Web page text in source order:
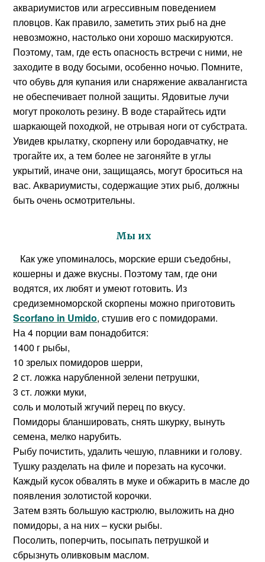
аквариумистов или агрессивным поведением
пловцов. Как правило, заметить этих рыб на дне
невозможно, настолько они хорошо маскируются.
Поэтому, там, где есть опасность встречи с ними, не
заходите в воду босыми, особенно ночью. Помните,
что обувь для купания или снаряжение аквалангиста
не обеспечивает полной защиты. Ядовитые лучи
могут проколоть резину. В воде старайтесь идти
шаркающей походкой, не отрывая ноги от субстрата.
Увидев крылатку, скорпену или бородавчатку, не
трогайте их, а тем более не загоняйте в углы
укрытий, иначе они, защищаясь, могут броситься на
вас. Аквариумисты, содержащие этих рыб, должны
быть очень осмотрительны.
Мы их
Как уже упоминалось, морские ерши съедобны,
кошерны и даже вкусны. Поэтому там, где они
водятся, их любят и умеют готовить. Из
средиземноморской скорпены можно приготовить
Scorfano in Umido, стушив его с помидорами.
На 4 порции вам понадобится:
1400 г рыбы,
10 зрелых помидоров шерри,
2 ст. ложка нарубленной зелени петрушки,
3 ст. ложки муки,
соль и молотый жгучий перец по вкусу.
Помидоры бланшировать, снять шкурку, вынуть
семена, мелко нарубить.
Рыбу почистить, удалить чешую, плавники и голову.
Тушку разделать на филе и порезать на кусочки.
Каждый кусок обвалять в муке и обжарить в масле до
появления золотистой корочки.
Затем взять большую кастрюлю, выложить на дно
помидоры, а на них – куски рыбы.
Посолить, поперчить, посыпать петрушкой и
сбрызнуть оливковым маслом.